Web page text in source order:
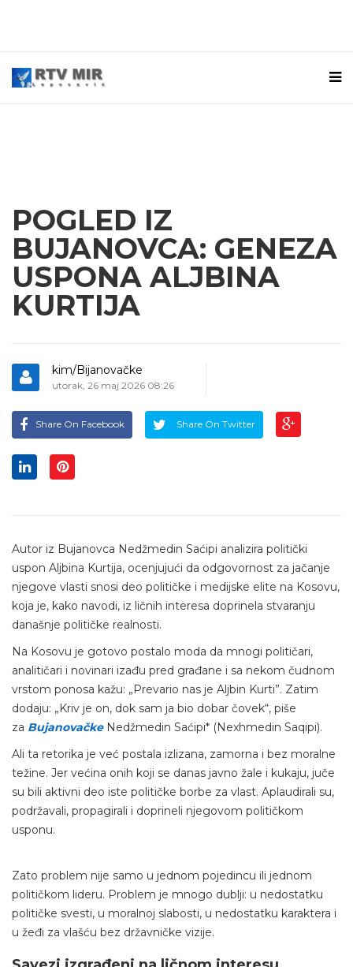
POGLED IZ
BUJANOVCA: GENEZA
USPONA ALJBINA
KURTIJA
kim/Bijanovačke
utorak, 26 maj 2026 08:26
Share On Facebook Share On Twitter
Autor iz Bujanovca Nedžmedin Saćipi analizira politički
uspon Aljbina Kurtija, ocenjujući da odgovornost za jačanje
njegove vlasti snosi deo političke i medijske elite na Kosovu,
koja je, kako navodi, iz ličnih interesa doprinela stvaranju
današnje političke realnosti.
Na Kosovu je gotovo postalo moda da mnogi političari,
analitičari i novinari izađu pred građane i sa nekom čudnom
vrstom ponosa kažu: „Prevario nas je Aljbin Kurti”. Zatim
dodaju: „Kriv je on, dok sam ja bio dobar čovek“, piše
za BujanovačkeNedžmedin Saćipi* (Nexhmedin Saqipi).
Ali ta retorika je već postala izlizana, zamorna i bez moralne
težine. Jer većina onih koji se danas javno žale i kukaju, juče
su bili aktivni deo iste političke borbe za vlast. Aplaudirali su,
podržavali, propagirali i doprineli njegovom političkom
usponu.
Zato problem nije samo u jednom pojedincu ili jednom
političkom lideru. Problem je mnogo dublji: u nedostatku
političke svesti, u moralnoj slabosti, u nedostatku karaktera i
u žeđi za vlašću bez državničke vizije.